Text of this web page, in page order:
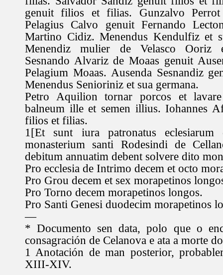
genuit filios et filias. Gunzalvo
Pelagius Calvo genuit Fernando
Martino Cidiz. Menendus Kendulfiz et
Menendiz mulier de Velasco Ooriz
Sesnando Alvariz de Moaas genuit
Pelagium Moaas. Ausenda Sesnandiz
Menendus Senioriniz et sua germana.
Petro Aquilion tornar porcos et
balneum ille et semen illius. Iohannes
filios et filias.
1[Et sunt iura patronatus eclesiarum
monasterium santi Rodesindi de
debitum annuatim debent solvere dito
Pro ecclesia de Intrimo decem et octo
Pro Grou decem et sex morapetinos
Pro Torno decem morapetinos longos.
Pro Santi Genesi duodecim morapetinos
—
* Documento sen data, polo que o
consagración de Celanova e ata a morte
1 Anotación de man posterior,
XIII-XIV.